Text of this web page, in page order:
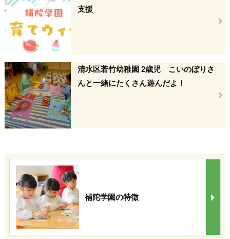
支援
清水区若竹幼稚園 2歳児 こいのぼりさ
んと一緒にたくさん遊んだよ！
補陀学園の特徴